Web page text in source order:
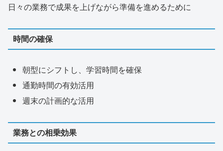
日々の業務で成果を上げながら準備を進めるために
時間の確保
朝型にシフトし、学習時間を確保
通勤時間の有効活用
週末の計画的な活用
業務との相乗効果